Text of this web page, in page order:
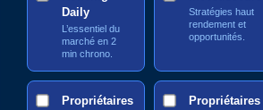
Daily
L’essentiel du
marché en 2
min chrono.
Stratégies haut
rendement et
opportunités.
Propriétaires
Propriétaires